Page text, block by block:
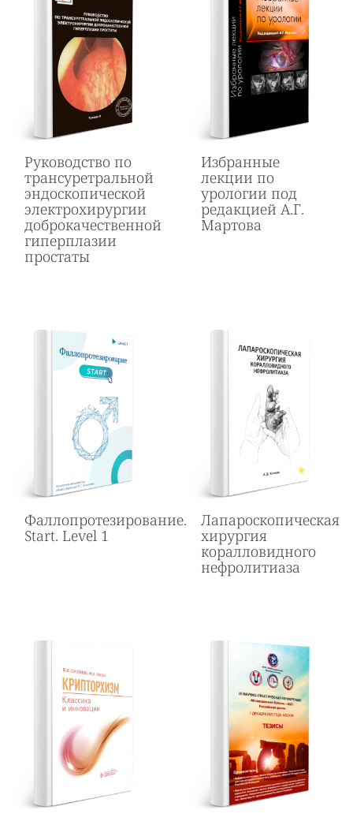
Руководство по
трансуретральной
эндоскопической
электрохирургии
доброкачественной
гиперплазии
простаты
Избранные
лекции по
урологии под
редакцией А.Г.
Мартова
Фаллопротезирование.
Start. Level 1
Лапароскопическая
хирургия
коралловидного
нефролитиаза